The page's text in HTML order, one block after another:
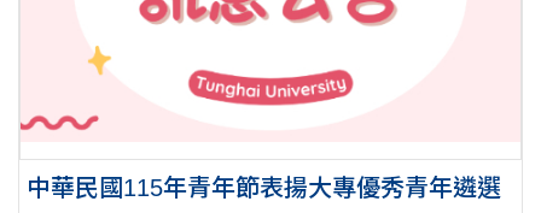
中華民國115年青年節表揚大專優秀青年遴選